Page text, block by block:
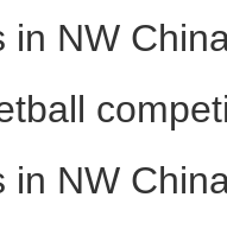
】上春晚、挂
in NW
in NW